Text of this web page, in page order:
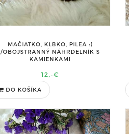
MAČIATKO, KLBKO, PILEA :)
/OBOJSTRANNÝ NÁHRDELNÍK S
KAMIENKAMI
12,-€
DO KOŠÍKA